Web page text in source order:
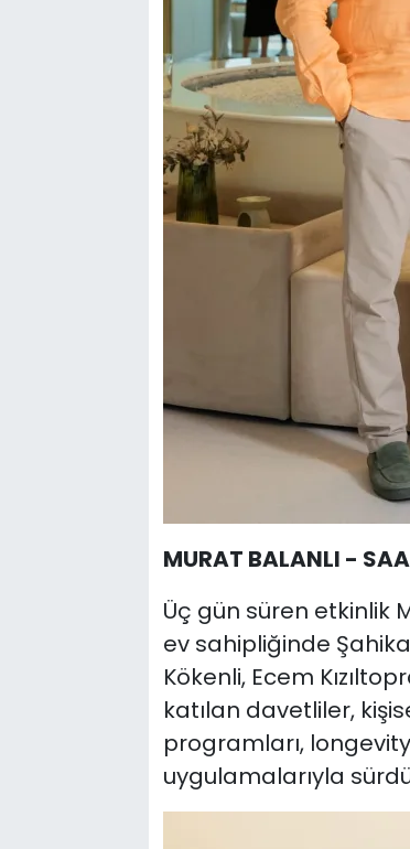
MURAT BALANLI -
Üç gün süren etkinlik
ev sahipliğinde
Kökenli, Ecem
katılan davetliler,
programları,
uygulamalarıyla